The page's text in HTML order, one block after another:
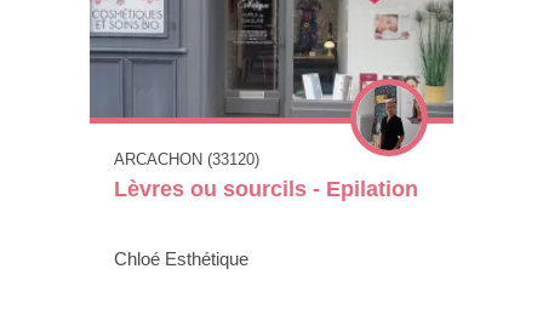
ARCACHON (33120)
Lèvres ou sourcils - Epilation
Chloé Esthétique